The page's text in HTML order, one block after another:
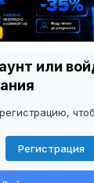
или
Регистрация